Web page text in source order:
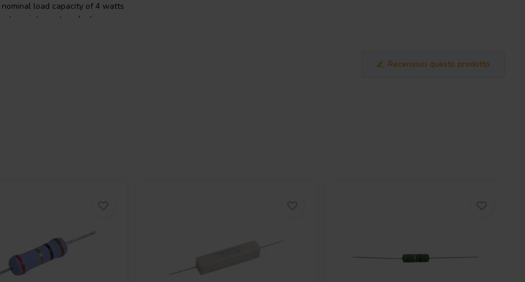
load capacity of 4 watts
resistance to induction,
has a compact size with
resistor is perfect for use in
Recensisci questo prodotto